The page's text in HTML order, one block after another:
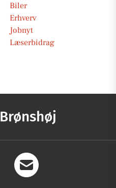
Biler
Erhverv
Jobnyt
Læserbidrag
Brønshøj